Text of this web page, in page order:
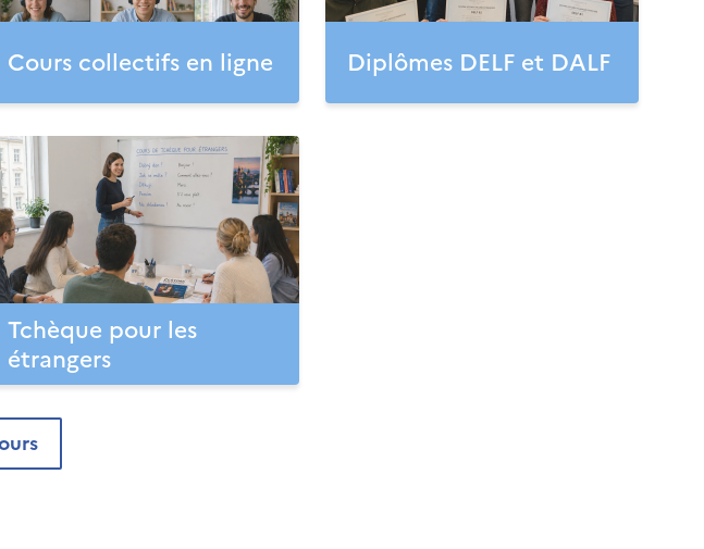
Cours collectifs en ligne Diplômes DELF et DALF
Tchèque pour les
étrangers